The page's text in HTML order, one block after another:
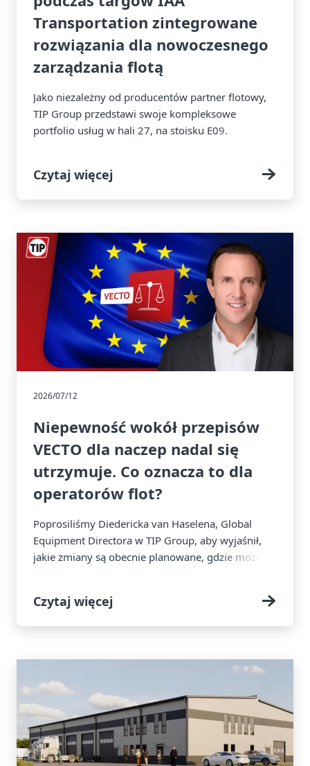
Transportation zintegrowane
rozwiązania dla nowoczesnego
zarządzania flotą
Jako niezależny od producentów partner flotowy,
TIP Group przedstawi swoje kompleksowe
portfolio usług w hali 27, na stoisku E09.
Czytaj więcej
2026/07/12
Niepewność wokół przepisów
VECTO dla naczep nadal się
utrzymuje. Co oznacza to dla
operatorów flot?
Poprosiliśmy Diedericka van Haselena, Global
Equipment Directora w TIP Group, aby wyjaśnił,
jakie zmiany są obecnie planowane, gdzie można
najbliższym czasie.
Czytaj więcej